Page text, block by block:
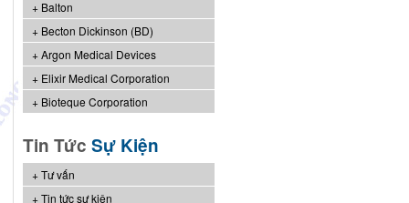
Balton
Becton Dickinson (BD)
Argon Medical Devices
Elixir Medical Corporation
Bioteque Corporation
Tin Tức Sự Kiện
Tư vấn
Tin tức sự kiện